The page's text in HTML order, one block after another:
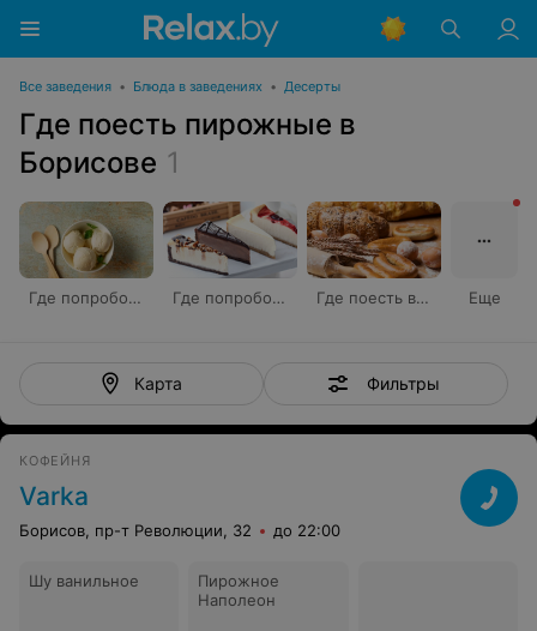
Все заведения • Блюда в заведениях • Десерты
Где поесть пирожные в
Борисове 1
Где попробовать мороженое Где попробовать чизкейк Где поесть выпечку Еще
Карта Фильтры
КОФЕЙНЯ
Varka
Борисов, пр-т Революции, 32 до 22:00
Шу ванильное
Пирожное
Наполеон